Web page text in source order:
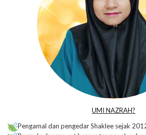
UMI NAZRAH?
Pengamal dan pengedar Shaklee sejak